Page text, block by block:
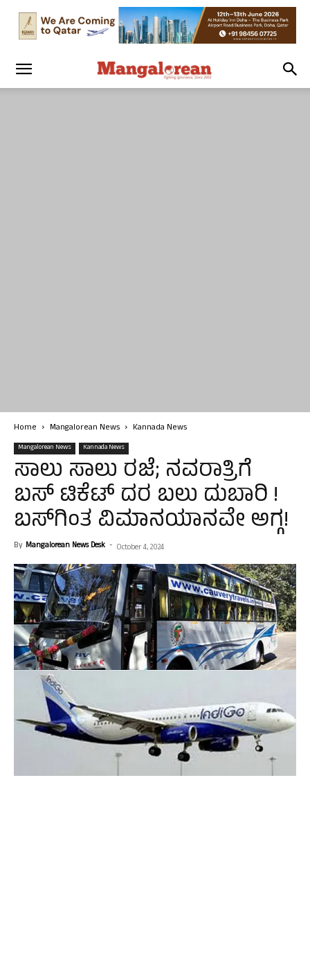
Home Mangalorean News Kannada News
Mangalorean News Kannada News
ಸಾಲು ಸಾಲು ರಜೆ; ನವರಾತ್ರಿಗೆ
ಬಸ್ ಟಿಕೆಟ್ ದರ ಬಲು ದುಬಾರಿ !
ಬಸ್‌ಗಿಂತ ವಿಮಾನಯಾನವೇ ಅಗ್ಗ!
By Mangalorean News Desk - October 4, 2024